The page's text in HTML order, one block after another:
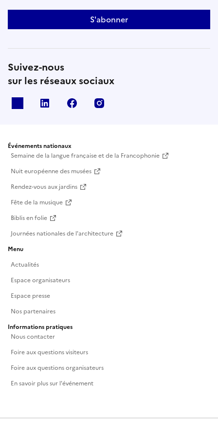
S'abonner
Suivez-nous
sur les réseaux sociaux
Linkedin Facebook
Événements nationaux
Semaine de la langue française et de la Francophonie
Nuit européenne des musées
Rendez-vous aux jardins
Fête de la musique
Biblis en folie
Journées nationales de l'architecture
Menu
Actualités
Espace organisateurs
Espace presse
Nos partenaires
Informations pratiques
Nous contacter
Foire aux questions visiteurs
Foire aux questions organisateurs
En savoir plus sur l'événement